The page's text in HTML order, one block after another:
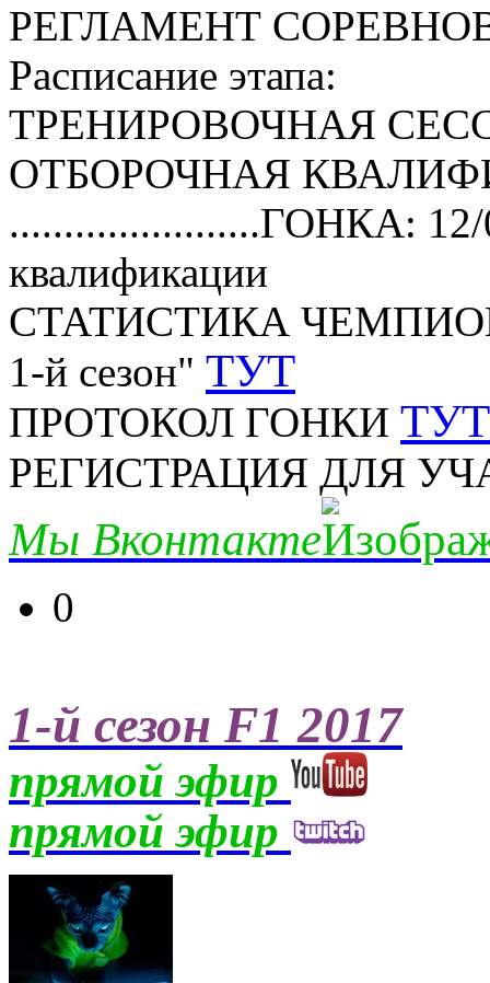
РЕГЛАМЕНТ
Расписание этапа:
ТРЕНИРОВОЧНАЯ
ОТБОРОЧНАЯ
.......................ГОНКА: 12/
квалификации
СТАТИСТИКА
1-й сезон" ТУТ
ПРОТОКОЛ ГОНКИ ТУТ
РЕГИСТРАЦИЯ ДЛЯ
Мы Вконтакте
0
1-й сезон F1 2017
прямой эфир
прямой эфир